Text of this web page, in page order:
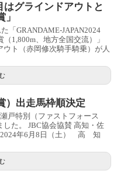
グラインドアウトと
「GRANDAME-JAPAN2024
1,800m、地方全国交流）」
ト（赤岡修次騎手騎乗）が人
）出走馬枠順決定
戸特別（ファストフォース
た。 JBC協会協賛 高知・佐
2024年6月8日（土） 高 知